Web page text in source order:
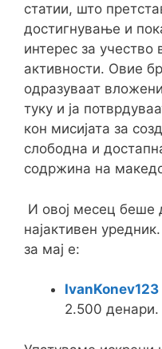
статии, што
достигнување и
интерес за учество
активности. Овие
одразуваат
туку и ја
кон мисијата за
слободна и
содржина на
И овој месец беше
најактивен
за мај е:
IvanKonev123
2.500 денари.